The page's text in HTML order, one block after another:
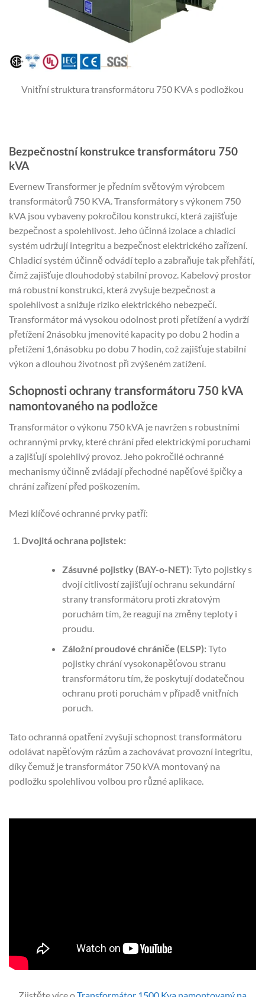
Vnitřní struktura transformátoru 750 KVA s podložkou
Bezpečnostní konstrukce transformátoru 750
kVA
Evernew Transformer je předním světovým výrobcem
transformátorů 750 KVA. Transformátory s výkonem 750
kVA jsou vybaveny pokročilou konstrukcí, která zajišťuje
bezpečnost a spolehlivost. Jeho účinná izolace a chladicí
systém udržují integritu a bezpečnost elektrického zařízení.
Chladicí systém účinně odvádí teplo a zabraňuje tak přehřátí,
čímž zajišťuje dlouhodobý stabilní provoz. Kabelový prostor
má robustní konstrukci, která zvyšuje bezpečnost a
spolehlivost a snižuje riziko elektrického nebezpečí.
Transformátor má vysokou odolnost proti přetížení a vydrží
přetížení 2násobku jmenovité kapacity po dobu 2 hodin a
přetížení 1,6násobku po dobu 7 hodin, což zajišťuje stabilní
výkon a dlouhou životnost při zvýšeném zatížení.
Schopnosti ochrany transformátoru 750 kVA
namontovaného na podložce
Transformátor o výkonu 750 kVA je navržen s robustními
ochrannými prvky, které chrání před elektrickými poruchami
a zajišťují spolehlivý provoz. Jeho pokročilé ochranné
mechanismy účinně zvládají přechodné napěťové špičky a
chrání zařízení před poškozením.
Mezi klíčové ochranné prvky patří:
Dvojitá ochrana pojistek:
Zásuvné pojistky (BAY-o-NET):Tyto pojistky s
dvojí citlivostí zajišťují ochranu sekundární
strany transformátoru proti zkratovým
poruchám tím, že reagují na změny teploty i
proudu.
Záložní proudové chrániče (ELSP):Tyto
pojistky chrání vysokonapěťovou stranu
transformátoru tím, že poskytují dodatečnou
ochranu proti poruchám v případě vnitřních
poruch.
Tato ochranná opatření zvyšují schopnost transformátoru
odolávat napěťovým rázům a zachovávat provozní integritu,
díky čemuž je transformátor 750 kVA montovaný na
podložku spolehlivou volbou pro různé aplikace.